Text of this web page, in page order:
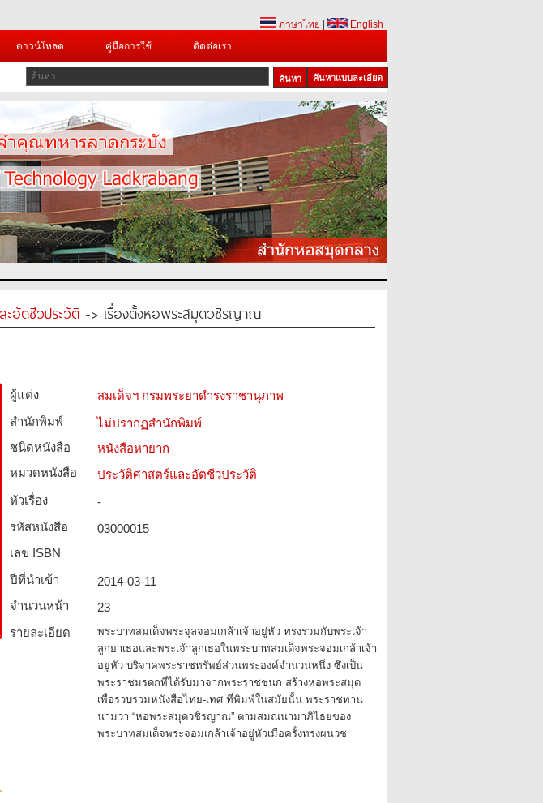
ภาษาไทย
English
ดาวน์โหลด คู่มือการใช้ ติดต่อเรา
ค้นหาแบบละเอียด
ะอัตชีวประวัติ -> เรื่องตั้งหอพระสมุดวชิรญาณ
ผู้แต่ง
สมเด็จฯ กรมพระยาดำรงราชานุภาพ
สำนักพิมพ์
ไม่ปรากฏสำนักพิมพ์
ชนิดหนังสือ­
หนังสือหายาก
หมวดหนังสือ­
ประวัติศาสตร์และอัตชีวประวัติ
หัวเรื่อง
-
รหัสหนังสือ­
03000015
เลข ISBN
ปีที่นำเข้า
2014-03-11
จำนวนหน้า
23
รายละเอียด
พระบาทสมเด็จพระจุลจอมเกล้าเจ้าอยู่หัว ทรงร่วมกับพระเจ้า
ลูกยาเธอและพระเจ้าลูกเธอในพระบาทสมเด็จพระจอมเกล้าเจ้า
อยู่หัว บริจาคพระราชทรัพย์ส่วนพระองค์จำนวนหนึ่ง ซึ่งเป็น
พระราชมรดกที่ได้รับมาจากพระราชชนก สร้างหอพระสมุด
เพื่อรวบรวมหนังสือไทย-เทศ ที่พิมพ์ในสมัยนั้น พระราชทาน
นามว่า “หอพระสมุดวชิรญาณ” ตามสมณนามาภิไธยของ
พระบาทสมเด็จพระจอมเกล้าเจ้าอยู่หัวเมื่อครั้งทรงผนวช